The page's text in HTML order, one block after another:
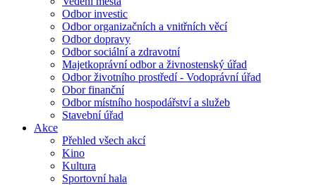
Odbor investic
Odbor organizačních a vnitřních věcí
Odbor dopravy
Odbor sociální a zdravotní
Majetkoprávní odbor a živnostenský úřad
Odbor životního prostředí - Vodoprávní úřad
Obor finanční
Odbor místního hospodářství a služeb
Stavební úřad
Akce
Přehled všech akcí
Kino
Kultura
Sportovní hala